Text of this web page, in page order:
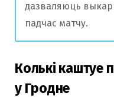
дазваляюць
падчас матчу.
Колькі каштуе
у Гродне